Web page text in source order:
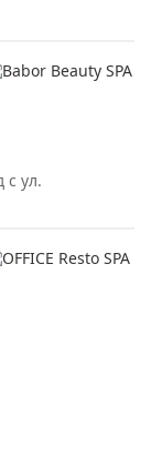
с ул.